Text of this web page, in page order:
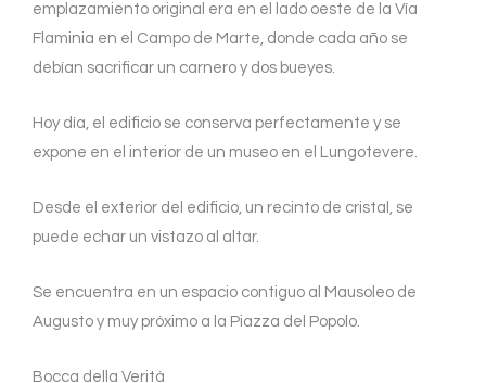
emplazamiento original era en el lado oeste de la Vía
Flaminia en el Campo de Marte, donde cada año se
debían sacrificar un carnero y dos bueyes.
Hoy día, el edificio se conserva perfectamente y se
expone en el interior de un museo en el Lungotevere.
Desde el exterior del edificio, un recinto de cristal, se
puede echar un vistazo al altar.
Se encuentra en un espacio contiguo al Mausoleo de
Augusto y muy próximo a la Piazza del Popolo.
Bocca della Verità